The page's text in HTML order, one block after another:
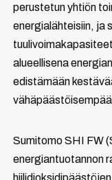
perustetun yhtiön
energialähteisiin, ja
alueellisena
edistämään
Sumitomo SHI FW
energiantuotannon